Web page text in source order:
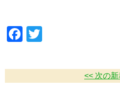
Facebook
<< 次の